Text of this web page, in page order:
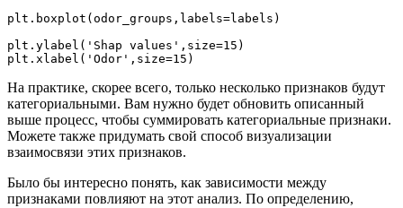
plt.boxplot(odor_groups,labels=labels)
plt.ylabel('Shap values',size=15)
plt.xlabel('Odor',size=15)
На практике, скорее всего, только несколько признаков будут
категориальными. Вам нужно будет обновить описанный
выше процесс, чтобы суммировать категориальные признаки.
Можете также придумать свой способ визуализации
взаимосвязи этих признаков.
Было бы интересно понять, как зависимости между
признаками повлияют на этот анализ. По определению,